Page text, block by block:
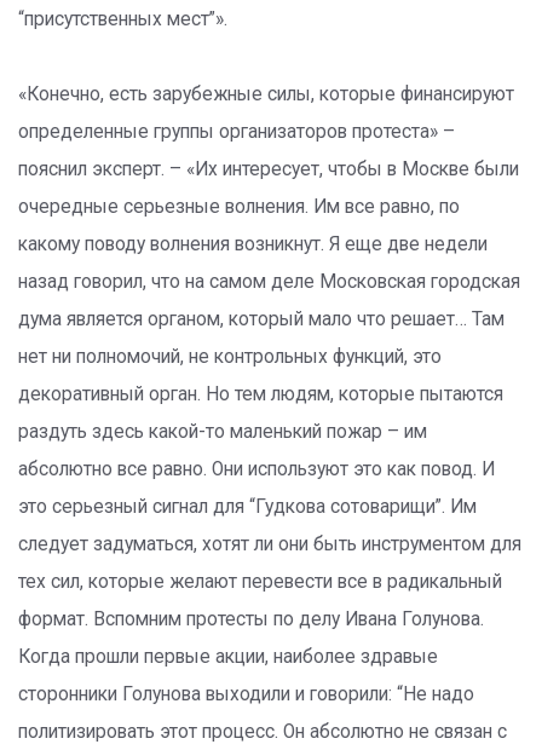
“присутственных мест”».
«Конечно, есть зарубежные силы, которые финансируют
определенные группы организаторов протеста» –
пояснил эксперт. – «Их интересует, чтобы в Москве были
очередные серьезные волнения. Им все равно, по
какому поводу волнения возникнут. Я еще две недели
назад говорил, что на самом деле Московская городская
дума является органом, который мало что решает… Там
нет ни полномочий, не контрольных функций, это
декоративный орган. Но тем людям, которые пытаются
раздуть здесь какой-то маленький пожар – им
абсолютно все равно. Они используют это как повод. И
это серьезный сигнал для “Гудкова сотоварищи”. Им
следует задуматься, хотят ли они быть инструментом для
тех сил, которые желают перевести все в радикальный
формат. Вспомним протесты по делу Ивана Голунова.
Когда прошли первые акции, наиболее здравые
сторонники Голунова выходили и говорили: “Не надо
политизировать этот процесс. Он абсолютно не связан с